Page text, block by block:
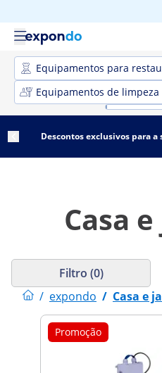
Equipamentos para
Equipamentos de
Descontos exclusivos para a
Casa
/ expondo / Casa e
Filtro (0)
Promoção